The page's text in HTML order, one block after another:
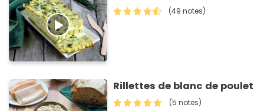
(49 notes)
Rillettes de blanc de poulet
(5 notes)